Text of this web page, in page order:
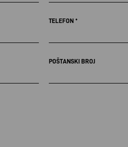
TELEFON*
POŠTANSKI BROJ